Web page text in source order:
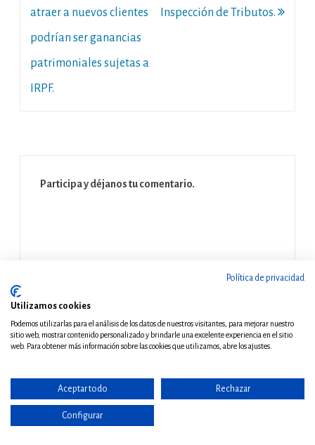
de
entradas
atraer a nuevos clientes
podrían ser ganancias
patrimoniales sujetas a
IRPF.
Inspección de Tributos.
Participa y déjanos tu comentario.
Política de privacidad
Utilizamos cookies
Podemos utilizarlas para el análisis de los datos de nuestros visitantes, para mejorar nuestro
sitio web, mostrar contenido personalizado y brindarle una excelente experiencia en el sitio
web. Para obtener más información sobre las cookies que utilizamos, abre los ajustes.
Aceptar todo Rechazar
Configurar